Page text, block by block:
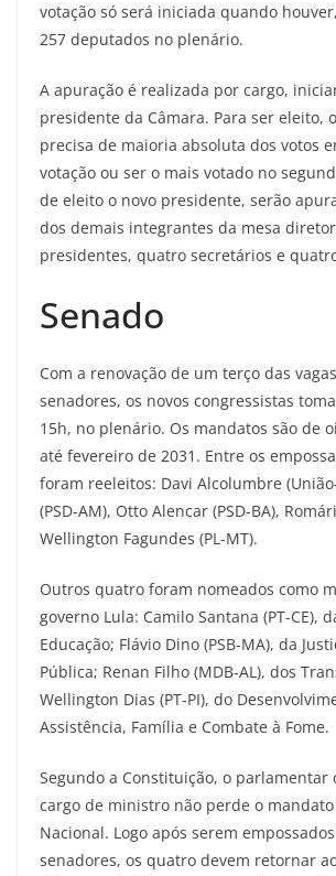
votação só será iniciada quando
257 deputados no plenário.
A apuração é realizada por cargo,
presidente da Câmara. Para ser eleito,
precisa de maioria absoluta dos votos
votação ou ser o mais votado no
de eleito o novo presidente, serão
dos demais integrantes da mesa
presidentes, quatro secretários e
Senado
Com a renovação de um terço das
senadores, os novos congressistas
15h, no plenário. Os mandatos são de
até fevereiro de 2031. Entre os
foram reeleitos: Davi Alcolumbre
(PSD-AM), Otto Alencar (PSD-BA),
Wellington Fagundes (PL-MT).
Outros quatro foram nomeados como
governo Lula: Camilo Santana (PT-CE),
Educação; Flávio Dino (PSB-MA), da
Pública; Renan Filho (MDB-AL), dos
Wellington Dias (PT-PI), do
Assistência, Família e Combate à Fome.
Segundo a Constituição, o parlamentar
cargo de ministro não perde o mandato
Nacional. Logo após serem
senadores, os quatro devem retornar